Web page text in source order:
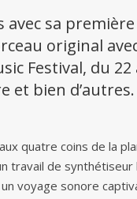
avec sa
original
Festival, du 22
et bien d’autres.
quatre coins de la
travail de
voyage sonore